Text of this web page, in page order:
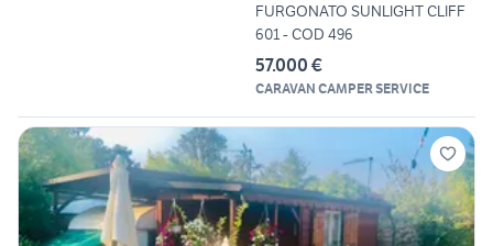
FURGONATO SUNLIGHT CLIFF
601 - COD 496
57.000 €
CARAVAN CAMPER SERVICE